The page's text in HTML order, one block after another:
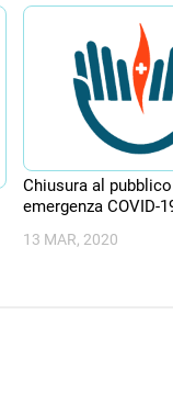
Chiusura al
emergenza COVID-
13 MAR, 2020